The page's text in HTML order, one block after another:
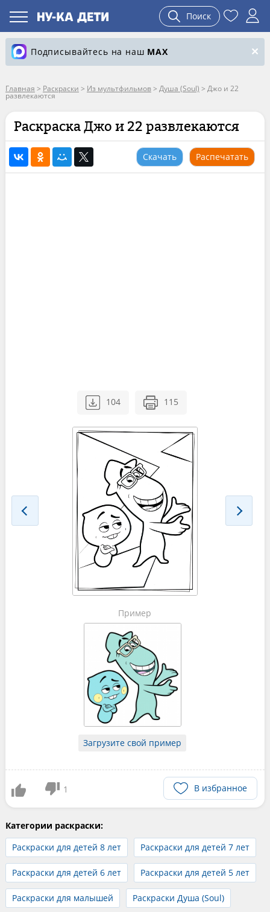
Поиск
Подписывайтесь на наш MAX
Главная > Раскраски > Из мультфильмов> Душа (Soul) > Джо и 22
развлекаются
Раскраска Джо и 22 развлекаются
Скачать Распечатать
104 115
Пример
Загрузите свой пример
1 В избранное
Категории раскраски:
Раскраски для детей 8 лет
Раскраски для детей 7 лет
Раскраски для детей 6 лет Раскраски для детей 5 лет
Раскраски для малышей Раскраски Душа (Soul)